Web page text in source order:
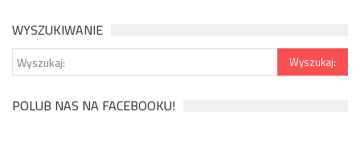
WYSZUKIWANIE
POLUB NAS NA FACEBOOKU!